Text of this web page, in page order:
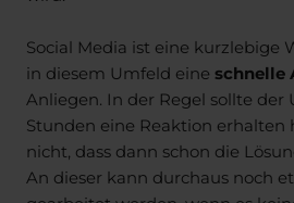
Social Media ist eine kurzlebige
in diesem Umfeld eine schnelle
Anliegen. In der Regel sollte der
Stunden eine Reaktion erhalten
nicht, dass dann schon die
An dieser kann durchaus noch